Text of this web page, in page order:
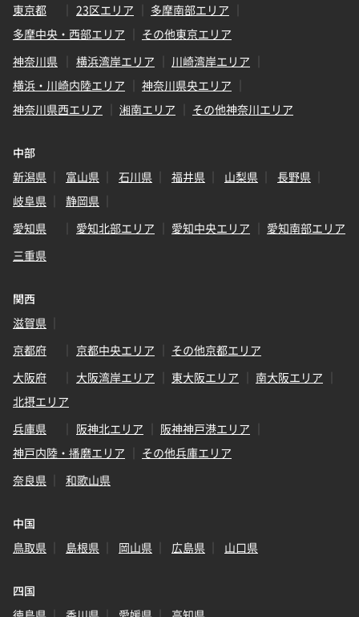
東京都
23区エリア
多摩南部エリア
多摩中央・西部エリア
その他東京エリア
神奈川県
横浜湾岸エリア
川崎湾岸エリア
横浜・川崎内陸エリア
神奈川県央エリア
神奈川県西エリア
湘南エリア その他神奈川エリア
中部
新潟県
富山県 石川県 福井県 山梨県
長野県
岐阜県
静岡県
愛知県
愛知北部エリア 愛知中央エリア
愛知南部エリア
三重県
関西
滋賀県
京都府
京都中央エリア
その他京都エリア
大阪府
大阪湾岸エリア 東大阪エリア
南大阪エリア
北摂エリア
兵庫県
阪神北エリア
阪神神戸港エリア
神戸内陸・播磨エリア
その他兵庫エリア
奈良県
和歌山県
中国
鳥取県
島根県 岡山県 広島県 山口県
四国